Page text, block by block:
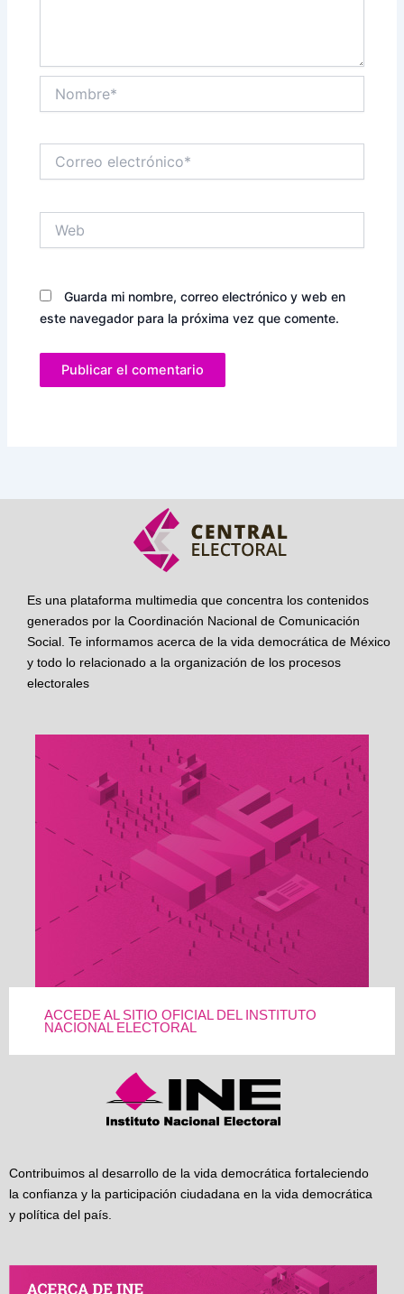
electrónico*
Guarda mi nombre, correo electrónico y web en
este navegador para la próxima vez que comente.
Es una plataforma multimedia que concentra los contenidos
generados por la Coordinación Nacional de Comunicación
Social. Te informamos acerca de la vida democrática de México
y todo lo relacionado a la organización de los procesos
electorales
ACCEDE AL SITIO OFICIAL DEL INSTITUTO
NACIONAL ELECTORAL
Contribuimos al desarrollo de la vida democrática fortaleciendo
la confianza y la participación ciudadana en la vida democrática
y política del país.